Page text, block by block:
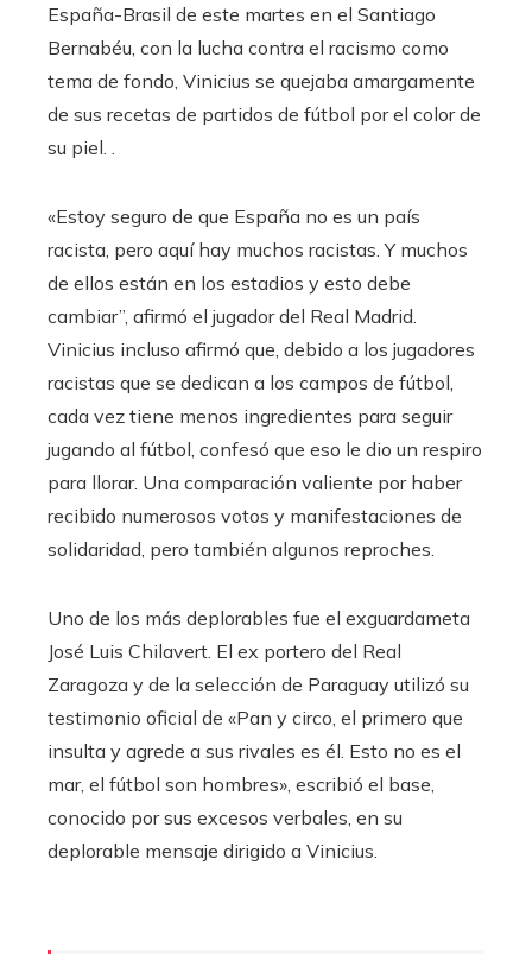
España-Brasil de este martes en el Santiago
Bernabéu, con la lucha contra el racismo como
tema de fondo, Vinicius se quejaba amargamente
de sus recetas de partidos de fútbol por el color de
su piel. .
«Estoy seguro de que España no es un país
racista, pero aquí hay muchos racistas. Y muchos
de ellos están en los estadios y esto debe
cambiar”, afirmó el jugador del Real Madrid.
Vinicius incluso afirmó que, debido a los jugadores
racistas que se dedican a los campos de fútbol, ​​
cada vez tiene menos ingredientes para seguir
jugando al fútbol, ​​confesó que eso le dio un respiro
para llorar. Una comparación valiente por haber
recibido numerosos votos y manifestaciones de
solidaridad, pero también algunos reproches.
Uno de los más deplorables fue el exguardameta
José Luis Chilavert. El ex portero del Real
Zaragoza y de la selección de Paraguay utilizó su
testimonio oficial de «Pan y circo, el primero que
insulta y agrede a sus rivales es él. Esto no es el
mar, el fútbol son hombres», escribió el base,
conocido por sus excesos verbales, en su
deplorable mensaje dirigido a Vinicius.